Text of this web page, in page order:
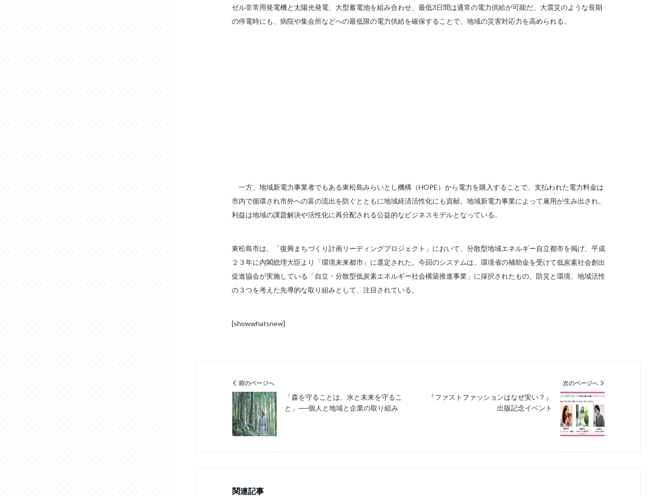
ゼル非常用発電機と太陽光発電、大型蓄電池を組み合わせ、最低3日間は通常の電力供給が可能だ。大震災のような長期
の停電時にも、病院や集会所などへの最低限の電力供給を確保することで、地域の災害対応力を高められる。
一方、地域新電力事業者でもある東松島みらいとし機構（HOPE）から電力を購入することで、支払われた電力料金は
市内で循環され市外への富の流出を防ぐとともに地域経済活性化にも貢献。地域新電力事業によって雇用が生み出され、
利益は地域の課題解決や活性化に再分配される公益的なビジネスモデルとなっている。
東松島市は、「復興まちづくり計画リーディングプロジェクト」において、分散型地域エネルギー自立都市を掲げ、平成
２３年に内閣総理大臣より「環境未来都市」に選定された。今回のシステムは、環境省の補助金を受けて低炭素社会創出
促進協会が実施している「自立・分散型低炭素エネルギー社会構築推進事業」に採択されたもの。防災と環境、地域活性
の３つを考えた先導的な取り組みとして、注目されている。
[showwhatsnew]
前のページへ
「森を守ることは、水と未来を守るこ
と」──個人と地域と企業の取り組み
次のページへ
『ファストファッションはなぜ安い？』
出版記念イベント
関連記事